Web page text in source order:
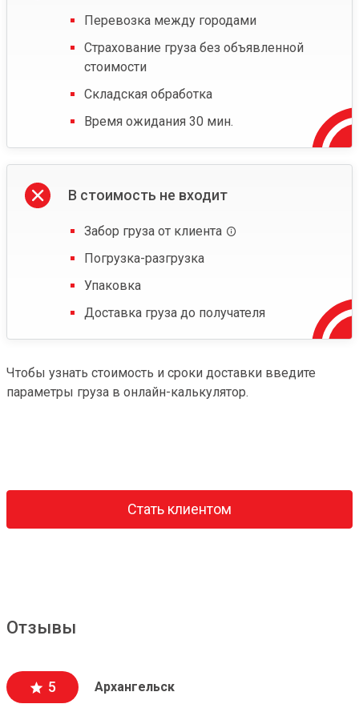
Перевозка между городами
Страхование груза без объявленной
стоимости
Складская обработка
Время ожидания 30 мин.
В стоимость не входит
Забор груза от клиента
Погрузка-разгрузка
Упаковка
Доставка груза до получателя
Чтобы узнать стоимость и сроки доставки введите
параметры груза в онлайн-калькулятор.
Стать клиентом
Отзывы
5 Архангельск